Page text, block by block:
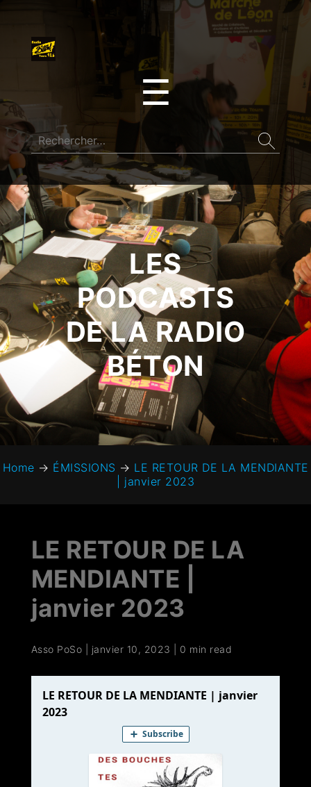
☰
LES
PODCASTS
DE LA RADIO
BÉTON
Home → ÉMISSIONS → LE RETOUR DE LA MENDIANTE
| janvier 2023
LE RETOUR DE LA
MENDIANTE |
janvier 2023
Asso PoSo janvier 10, 2023 0 min read